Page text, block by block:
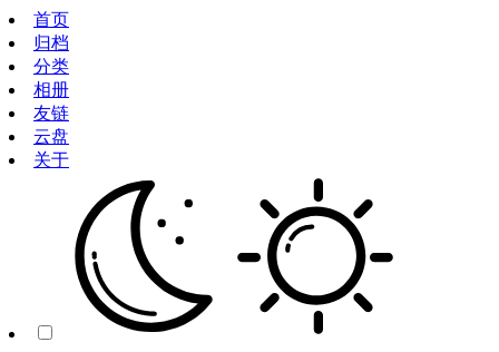
首页
归档
分类
相册
友链
云盘
关于